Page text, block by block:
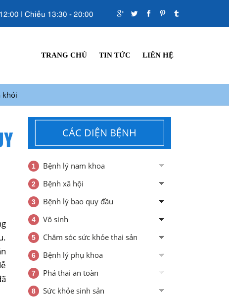
| Chiều 13:30 - 20:00
TRANG CHỦ TIN TỨC LIÊN HỆ
khỏi
.
CÁC DIỆN BỆNH
Bệnh lý nam khoa
Bệnh xã hội
Bệnh lý bao quy đầu
Vô sinh
Chăm sóc sức khỏe thai sản
Bệnh lý phụ khoa
Phá thai an toàn
Sức khỏe sinh sản